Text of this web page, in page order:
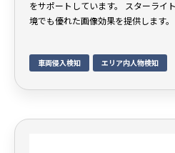
をサポートしています。 スターライ
境でも優れた画像効果を提供します。
車両侵入検知 エリア内人物検知